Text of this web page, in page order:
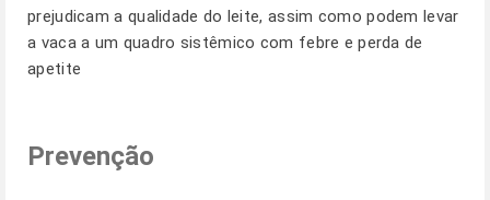
prejudicam a qualidade do leite, assim como podem levar
a vaca a um quadro sistêmico com febre e perda de
apetite
Prevenção